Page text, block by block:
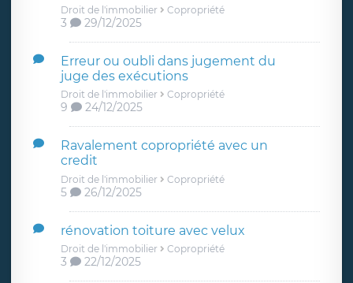
Droit de l'immobilier Copropriété
3 29/12/2025
Erreur ou oubli dans jugement du
juge des exécutions
Droit de l'immobilier Copropriété
9 24/12/2025
Ravalement copropriété avec un
credit
Droit de l'immobilier Copropriété
5 26/12/2025
rénovation toiture avec velux
Droit de l'immobilier Copropriété
3 22/12/2025